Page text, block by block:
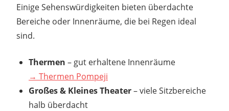
Einige Sehenswürdigkeiten bieten überdachte
Bereiche oder Innenräume, die bei Regen ideal
sind.
Thermen – gut erhaltene Innenräume
→ Thermen Pompeji
Großes & Kleines Theater– viele Sitzbereiche
halb überdacht